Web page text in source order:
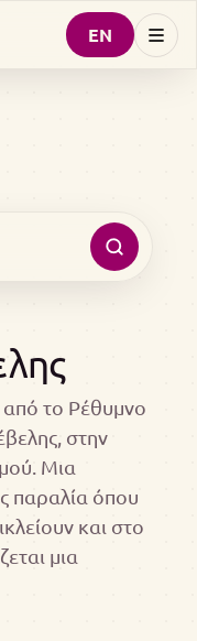
EN
από το Ρέθυμνο
στην
Μια
παραλία όπου
και στο
μια